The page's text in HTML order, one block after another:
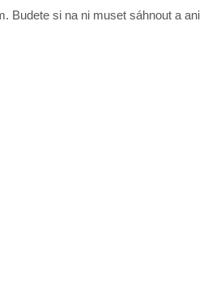
Budete si na ni muset sáhnout a ani